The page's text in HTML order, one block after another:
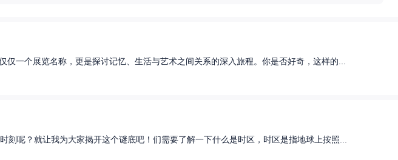
一个展览名称，更是探讨记忆、生活与艺术之间关系的深入旅程。你是否好奇，这样的...
呢？就让我为大家揭开这个谜底吧！们需要了解一下什么是时区，时区是指地球上按照...